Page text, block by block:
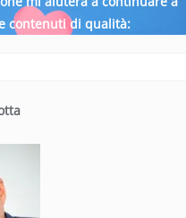
contenuti di qualità: